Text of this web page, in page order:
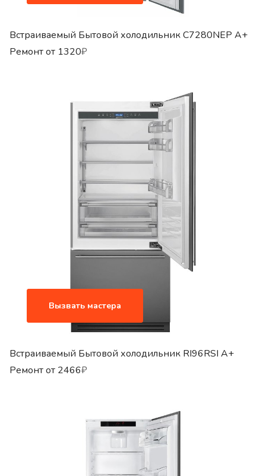
Встраиваемый Бытовой холодильник C7280NEP A+
Ремонт от 1320₽
Вызвать мастера
Встраиваемый Бытовой холодильник RI96RSI A+
Ремонт от 2466₽